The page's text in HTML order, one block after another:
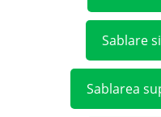
Sablare
Sablarea